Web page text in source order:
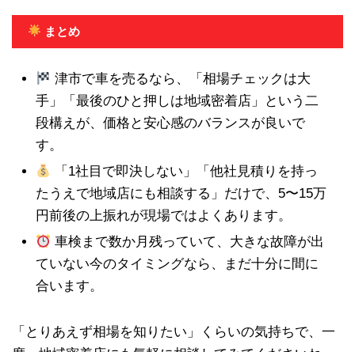
まとめ
津市で車を売るなら、「相場チェックは大
手」「最後のひと押しは地域密着店」という二
段構えが、価格と安心感のバランスが良いで
す。
「1社目で即決しない」「他社見積りを持っ
たうえで地域店にも相談する」だけで、5〜15万
円前後の上振れが現場ではよくあります。
車検まで数か月残っていて、大きな故障が出
ていない今のタイミングなら、まだ十分に間に
合います。
「とりあえず相場を知りたい」くらいの気持ちで、一